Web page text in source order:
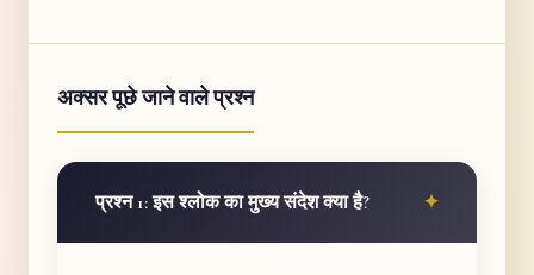
अक्सर पूछे जाने वाले प्रश्न
प्रश्न 1: इस श्लोक का मुख्य संदेश क्या है?